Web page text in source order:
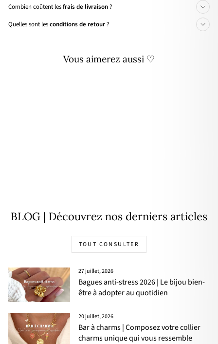
Combien coûtent lesfrais de livraison?
Quelles sont lesconditions de retour?
Vous aimerez aussi ♡
BLOG | Découvrez nos derniers articles
TOUT CONSULTER
27 juillet, 2026
Bagues anti-stress 2026 | Le bijou bien-
être à adopter au quotidien
20 juillet, 2026
Bar à charms | Composez votre collier
charms unique qui vous ressemble